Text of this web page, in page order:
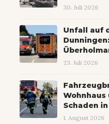
30. Juli 2026
Unfall auf
23. Juli 2026
Wohnhaus
Schaden
1. August 2026